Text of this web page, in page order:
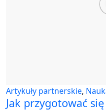
Artykuły partnerskie,
Jak przygotować